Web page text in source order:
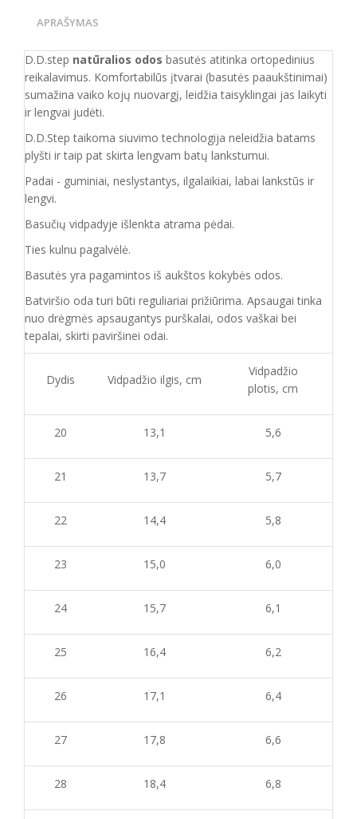
APRAŠYMAS
D.D.step natūralios odos basutės atitinka ortopedinius
reikalavimus. Komfortabilūs įtvarai (basutės paaukštinimai)
sumažina vaiko kojų nuovargį, leidžia taisyklingai jas laikyti
ir lengvai judėti.
D.D.Step taikoma siuvimo technologija neleidžia batams
plyšti ir taip pat skirta lengvam batų lankstumui.
Padai - guminiai, neslystantys, ilgalaikiai, labai lankstūs ir
lengvi.
Basučių vidpadyje išlenkta atrama pėdai.
Ties kulnu pagalvėlė.
Basutės yra pagamintos iš aukštos kokybės odos.
Batviršio oda turi būti reguliariai prižiūrima. Apsaugai tinka
nuo drėgmės apsaugantys purškalai, odos vaškai bei
tepalai, skirti paviršinei odai.
Dydis Vidpadžio ilgis, cm
Vidpadžio
plotis, cm
20 13,1 5,6
21 13,7 5,7
22 14,4 5,8
23 15,0 6,0
24 15,7 6,1
25 16,4 6,2
26 17,1 6,4
27 17,8 6,6
28 18,4 6,8